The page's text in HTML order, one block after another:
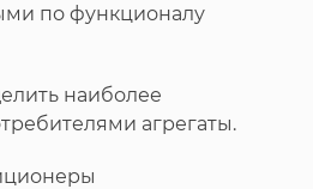
по функционалу
наиболее
агрегаты.